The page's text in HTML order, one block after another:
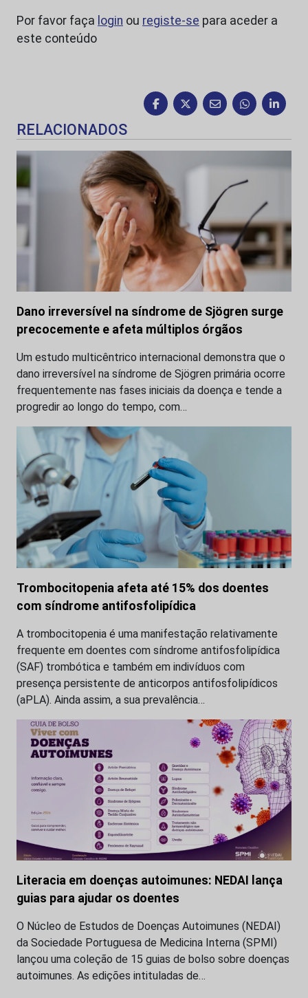
Por favor faça login ou registe-se para aceder a
este conteúdo
RELACIONADOS
Dano irreversível na síndrome de Sjögren surge
precocemente e afeta múltiplos órgãos
Um estudo multicêntrico internacional demonstra que o
dano irreversível na síndrome de Sjögren primária ocorre
frequentemente nas fases iniciais da doença e tende a
progredir ao longo do tempo, com…
Trombocitopenia afeta até 15% dos doentes
com síndrome antifosfolipídica
A trombocitopenia é uma manifestação relativamente
frequente em doentes com síndrome antifosfolipídica
(SAF) trombótica e também em indivíduos com
presença persistente de anticorpos antifosfolipídicos
(aPLA). Ainda assim, a sua prevalência…
Literacia em doenças autoimunes: NEDAI lança
guias para ajudar os doentes
O Núcleo de Estudos de Doenças Autoimunes (NEDAI)
da Sociedade Portuguesa de Medicina Interna (SPMI)
lançou uma coleção de 15 guias de bolso sobre doenças
autoimunes. As edições intituladas de…